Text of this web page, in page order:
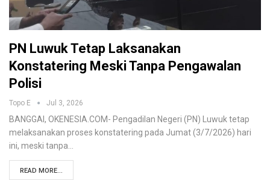
PN Luwuk Tetap Laksanakan
Konstatering Meski Tanpa Pengawalan
Polisi
Topo E Jul 3, 2026
BANGGAI, OKENESIA.COM- Pengadilan Negeri (PN) Luwuk tetap
melaksanakan proses konstatering pada Jumat (3/7/2026) hari
ini, meski tanpa…
READ MORE...